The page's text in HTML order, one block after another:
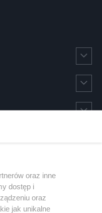
oraz inne
dostęp i
oraz
jak unikalne